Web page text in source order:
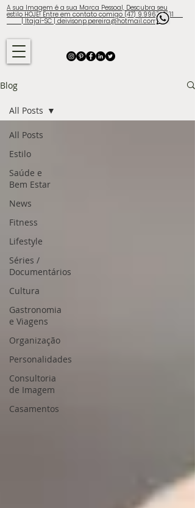
A sua Imagem é a sua Marca Pessoal, Descubra seu
estilo HOJE! Entre em contato comigo (47) 9.9960-3131
| Itajaí-SC | deivisonp.pereira@hotmail.com
Blog
All Posts
Estilo
Saúde e
Bem Estar
News
Fitness
Lifestyle
Séries /
Documentários
Cultura
Gastronomia
e Viagens
Organização
Personalidades
Consultoria
de Imagem
Casamentos
All Posts